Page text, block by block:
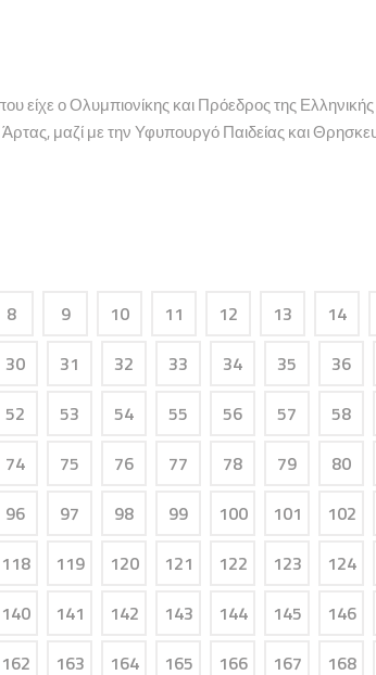
είχε ο Ολυμπιονίκης και Πρόεδρος της
μαζί με την Υφυπουργό Παιδείας και
8 9 10 11 12 13 14
30 31 32 33 34 35 36
52 53 54 55 56 57 58
74 75 76 77 78 79 80
96 97 98 99 100 101 102
118 119 120 121 122 123 124
140 141 142 143 144 145 146
162 163 164 165 166 167 168